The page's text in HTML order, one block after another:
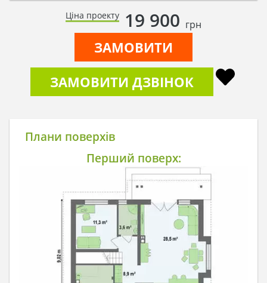
Ціна проекту 19 900 грн
ЗАМОВИТИ
ЗАМОВИТИ ДЗВІНОК
Плани поверхів
Перший поверх: